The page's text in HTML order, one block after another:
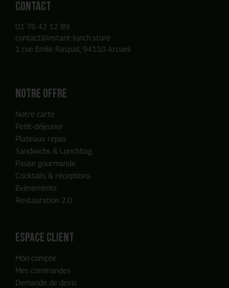
Notre équipe reviendra vers vous
en moins de 24h, c'est promis
Contact
01 76 42 12 89
contact@instant-lunch.store
1 rue Emile Raspail, 94110 Arcueil
Notre offre
Notre carte
Petit-déjeuner
Plateaux repas
Sandwichs & Lunchbag
Pause gourmande
Cocktails & réceptions
Evènements
Restauration 2.0
espace client
Mon compte
Mes commandes
Demande de devis